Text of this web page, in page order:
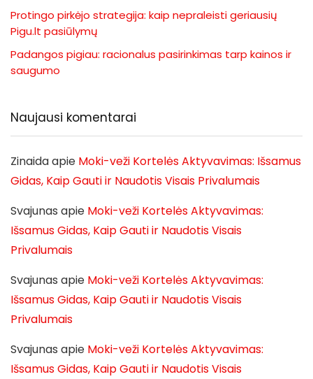
Protingo pirkėjo strategija: kaip nepraleisti geriausių
Pigu.lt pasiūlymų
Padangos pigiau: racionalus pasirinkimas tarp kainos ir
saugumo
Naujausi komentarai
Zinaidaapie Moki-veži Kortelės Aktyvavimas: Išsamus
Gidas, Kaip Gauti ir Naudotis Visais Privalumais
Svajunas apie Moki-veži Kortelės Aktyvavimas:
Išsamus Gidas, Kaip Gauti ir Naudotis Visais
Privalumais
Svajunas apie Moki-veži Kortelės Aktyvavimas:
Išsamus Gidas, Kaip Gauti ir Naudotis Visais
Privalumais
Svajunas apie Moki-veži Kortelės Aktyvavimas:
Išsamus Gidas, Kaip Gauti ir Naudotis Visais